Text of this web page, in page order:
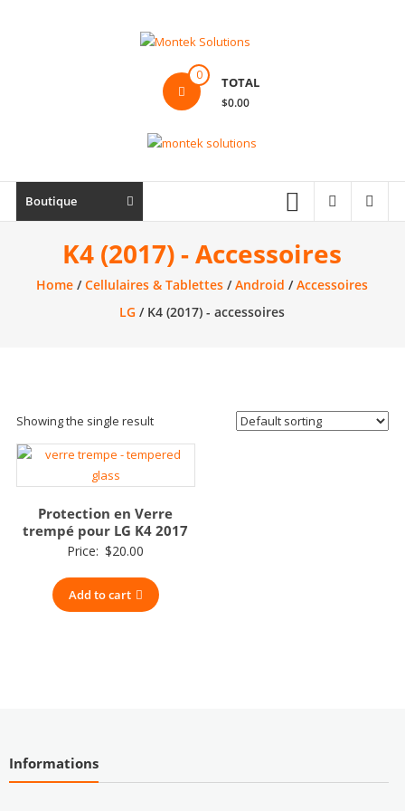
Ordinateur,
cellulaire
électronique
0 TOTAL
$0.00
Boutique
K4 (2017) - Accessoires
Home /Cellulaires & Tablettes /Android /Accessoires
LG / K4 (2017) - accessoires
Showing the single result
Protection en Verre
trempé pour LG K4 2017
Price: $20.00
Add to cart
Informations